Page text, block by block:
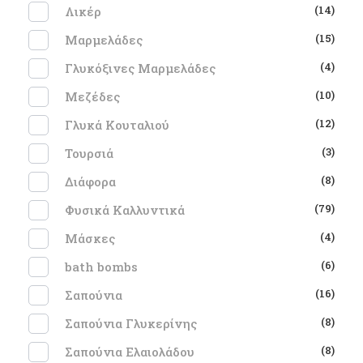
Λικέρ (14)
Μαρμελάδες (15)
Γλυκόξινες Μαρμελάδες (4)
Μεζέδες (10)
Γλυκά Κουταλιού (12)
Τουρσιά (3)
Διάφορα (8)
Φυσικά Καλλυντικά (79)
Μάσκες (4)
bath bombs (6)
Σαπούνια (16)
Σαπούνια Γλυκερίνης (8)
Σαπούνια Ελαιολάδου (8)